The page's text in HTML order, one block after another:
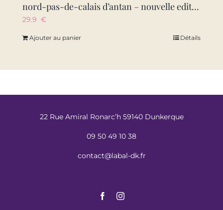
nord-pas-de-calais d’antan – nouvelle edition
29.9 €
Ajouter au panier Détails
22 Rue Amiral Ronarc’h 59140 Dunkerque
09 50 49 10 38
contact@labal-dk.fr